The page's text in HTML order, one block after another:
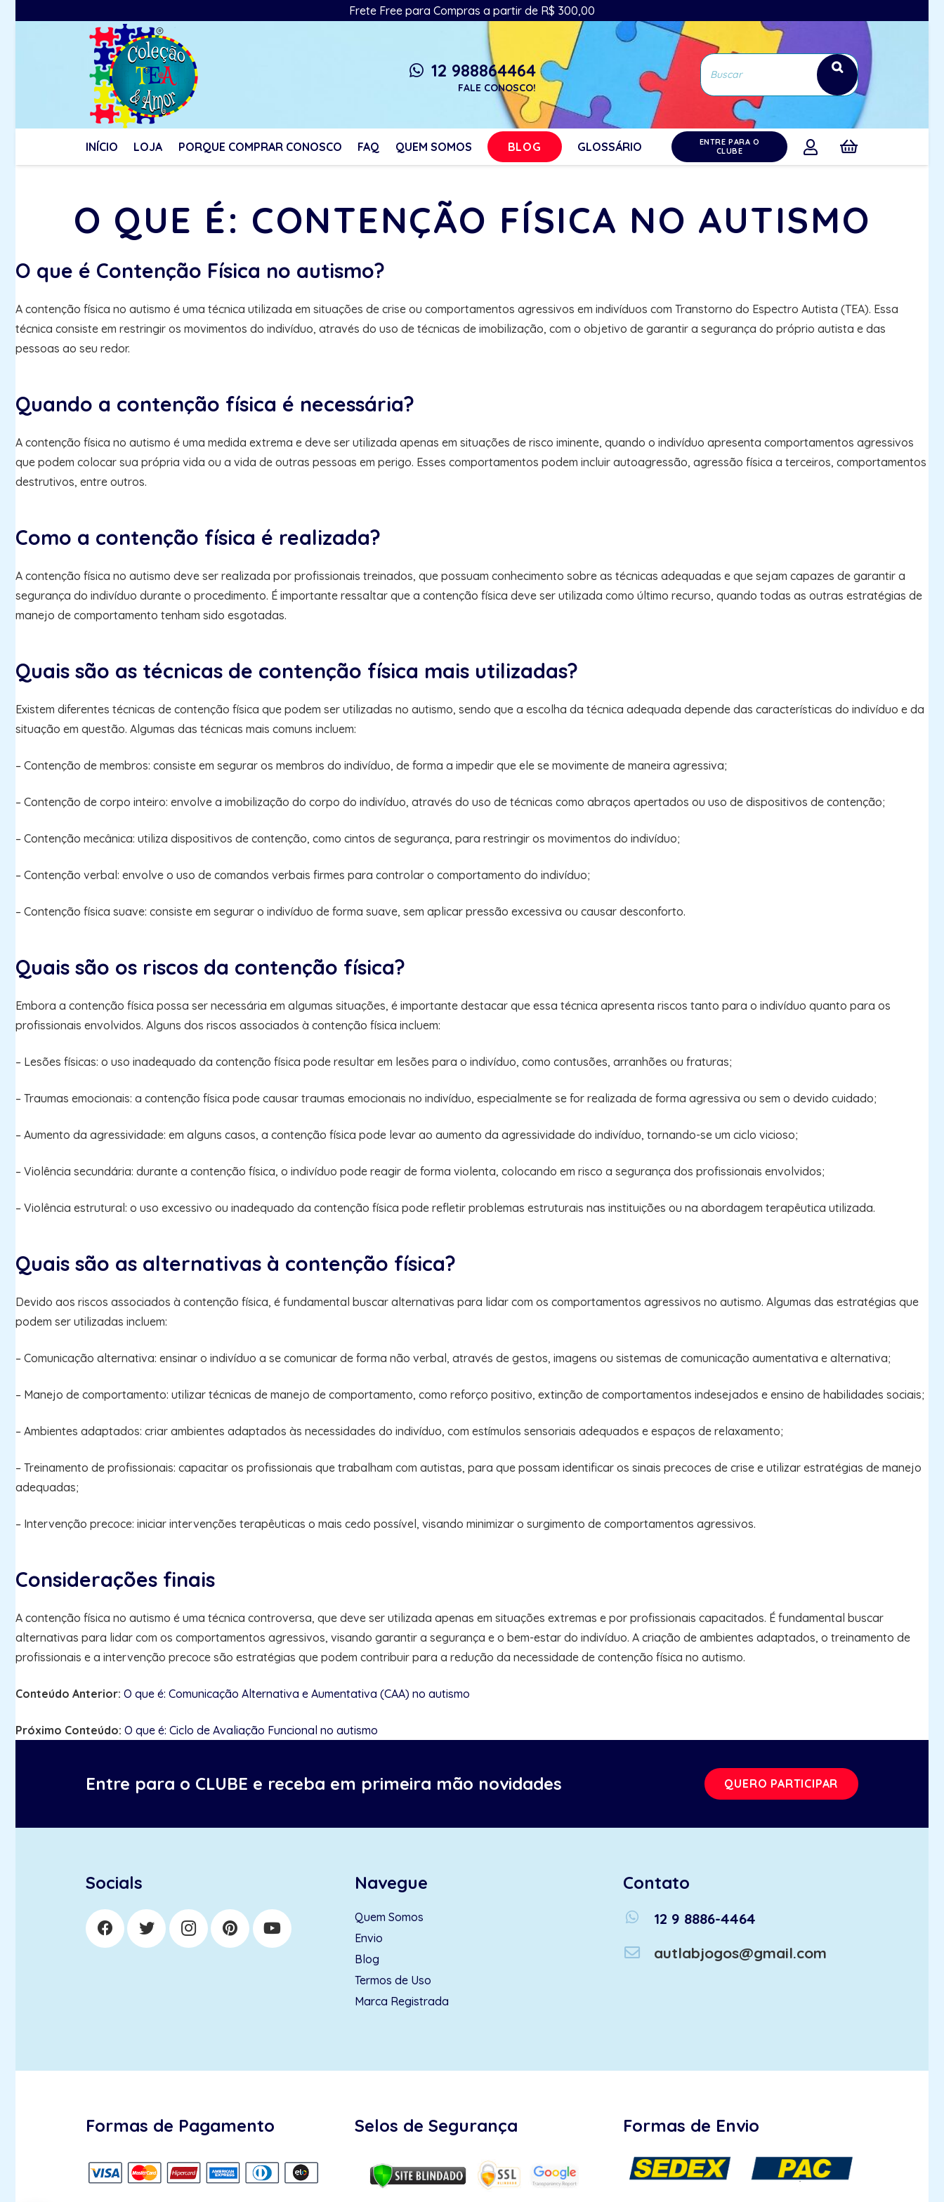
Frete Free para Compras a partir de R$ 300,00
whatsapp 12 988864464
FALE CONOSCO!
INÍCIO LOJA PORQUE COMPRAR CONOSCO FAQ QUEM SOMOS BLOG GLOSSÁRIO
ENTRE PARA O
CLUBE
O QUE É: CONTENÇÃO FÍSICA NO AUTISMO
O que é Contenção Física no autismo?
A contenção física no autismo é uma técnica utilizada em situações de crise ou comportamentos agressivos em indivíduos com Transtorno do Espectro Autista (TEA). Essa
técnica consiste em restringir os movimentos do indivíduo, através do uso de técnicas de imobilização, com o objetivo de garantir a segurança do próprio autista e das
pessoas ao seu redor.
Quando a contenção física é necessária?
A contenção física no autismo é uma medida extrema e deve ser utilizada apenas em situações de risco iminente, quando o indivíduo apresenta comportamentos agressivos
que podem colocar sua própria vida ou a vida de outras pessoas em perigo. Esses comportamentos podem incluir autoagressão, agressão física a terceiros, comportamentos
destrutivos, entre outros.
Como a contenção física é realizada?
A contenção física no autismo deve ser realizada por profissionais treinados, que possuam conhecimento sobre as técnicas adequadas e que sejam capazes de garantir a
segurança do indivíduo durante o procedimento. É importante ressaltar que a contenção física deve ser utilizada como último recurso, quando todas as outras estratégias de
manejo de comportamento tenham sido esgotadas.
Quais são as técnicas de contenção física mais utilizadas?
Existem diferentes técnicas de contenção física que podem ser utilizadas no autismo, sendo que a escolha da técnica adequada depende das características do indivíduo e da
situação em questão. Algumas das técnicas mais comuns incluem:
– Contenção de membros: consiste em segurar os membros do indivíduo, de forma a impedir que ele se movimente de maneira agressiva;
– Contenção de corpo inteiro: envolve a imobilização do corpo do indivíduo, através do uso de técnicas como abraços apertados ou uso de dispositivos de contenção;
– Contenção mecânica: utiliza dispositivos de contenção, como cintos de segurança, para restringir os movimentos do indivíduo;
– Contenção verbal: envolve o uso de comandos verbais firmes para controlar o comportamento do indivíduo;
– Contenção física suave: consiste em segurar o indivíduo de forma suave, sem aplicar pressão excessiva ou causar desconforto.
Quais são os riscos da contenção física?
Embora a contenção física possa ser necessária em algumas situações, é importante destacar que essa técnica apresenta riscos tanto para o indivíduo quanto para os
profissionais envolvidos. Alguns dos riscos associados à contenção física incluem:
– Lesões físicas: o uso inadequado da contenção física pode resultar em lesões para o indivíduo, como contusões, arranhões ou fraturas;
– Traumas emocionais: a contenção física pode causar traumas emocionais no indivíduo, especialmente se for realizada de forma agressiva ou sem o devido cuidado;
– Aumento da agressividade: em alguns casos, a contenção física pode levar ao aumento da agressividade do indivíduo, tornando-se um ciclo vicioso;
– Violência secundária: durante a contenção física, o indivíduo pode reagir de forma violenta, colocando em risco a segurança dos profissionais envolvidos;
– Violência estrutural: o uso excessivo ou inadequado da contenção física pode refletir problemas estruturais nas instituições ou na abordagem terapêutica utilizada.
Quais são as alternativas à contenção física?
Devido aos riscos associados à contenção física, é fundamental buscar alternativas para lidar com os comportamentos agressivos no autismo. Algumas das estratégias que
podem ser utilizadas incluem:
– Comunicação alternativa: ensinar o indivíduo a se comunicar de forma não verbal, através de gestos, imagens ou sistemas de comunicação aumentativa e alternativa;
– Manejo de comportamento: utilizar técnicas de manejo de comportamento, como reforço positivo, extinção de comportamentos indesejados e ensino de habilidades sociais;
– Ambientes adaptados: criar ambientes adaptados às necessidades do indivíduo, com estímulos sensoriais adequados e espaços de relaxamento;
– Treinamento de profissionais: capacitar os profissionais que trabalham com autistas, para que possam identificar os sinais precoces de crise e utilizar estratégias de manejo
adequadas;
– Intervenção precoce: iniciar intervenções terapêuticas o mais cedo possível, visando minimizar o surgimento de comportamentos agressivos.
Considerações finais
A contenção física no autismo é uma técnica controversa, que deve ser utilizada apenas em situações extremas e por profissionais capacitados. É fundamental buscar
alternativas para lidar com os comportamentos agressivos, visando garantir a segurança e o bem-estar do indivíduo. A criação de ambientes adaptados, o treinamento de
profissionais e a intervenção precoce são estratégias que podem contribuir para a redução da necessidade de contenção física no autismo.
Conteúdo Anterior: O que é: Comunicação Alternativa e Aumentativa (CAA) no autismo
Próximo Conteúdo: O que é: Ciclo de Avaliação Funcional no autismo
Entre para o CLUBE e receba em primeira mão novidades QUERO PARTICIPAR
Socials Navegue
Quem Somos
Envio
Blog
Termos de Uso
Marca Registrada
Contato
whatsapp
12 9 8886-4464
autlabjogos@gmail.com
Formas de Pagamento Selos de Segurança Formas de Envio